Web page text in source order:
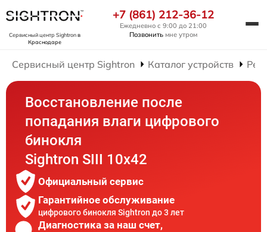
Сервисный центр Sightronв
Краснодаре
+7 (861) 212-36-12
Ежедневно с 9:00 до 21:00
Позвонить мне утром
Сервисный центр Sightron Каталог устройств
Восстановление после
попадания влаги цифрового
бинокля
Sightron SIII 10x42
Официальный сервис
Гарантийное обслуживание
цифрового бинокля Sightron до 3 лет
Диагностика за наш счет,